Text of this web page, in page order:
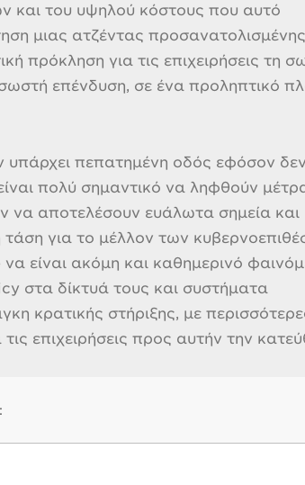
και του υψηλού κόστους που αυτό
μιας ατζέντας
πρόκληση για τις επιχειρήσεις τη
επένδυση, σε ένα προληπτικό
υπάρχει πεπατημένη οδός εφόσον δεν
πολύ σημαντικό να ληφθούν
να αποτελέσουν ευάλωτα σημεία και
για το μέλλον των
είναι ακόμη και καθημερινό
στα δίκτυά τους και συστήματα
κρατικής στήριξης, με
επιχειρήσεις προς αυτήν την